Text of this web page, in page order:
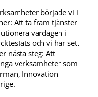
började vi i
Att ta fram tjänster
vardagen i
och vi har sett
nästa steg: Att
verksamheter som
Innovation